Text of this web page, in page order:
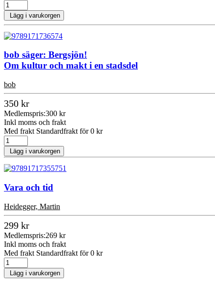
Lägg i varukorgen
bob säger: Bergsjön!
Om kultur och makt i en stadsdel
bob
350 kr
Medlemspris:300 kr
Inkl moms och frakt
Med frakt Standardfrakt för 0 kr
Lägg i varukorgen
Vara och tid
Heidegger, Martin
299 kr
Medlemspris:269 kr
Inkl moms och frakt
Med frakt Standardfrakt för 0 kr
Lägg i varukorgen